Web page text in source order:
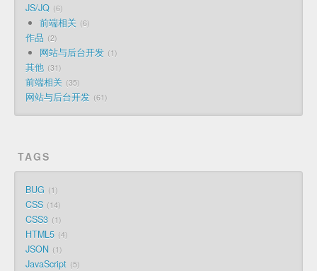
JS/JQ 6
前端相关 6
作品 2
网站与后台开发 1
其他 31
前端相关 35
网站与后台开发 61
TAGS
BUG 1
CSS 14
CSS3 1
HTML5 4
JSON 1
JavaScript 5